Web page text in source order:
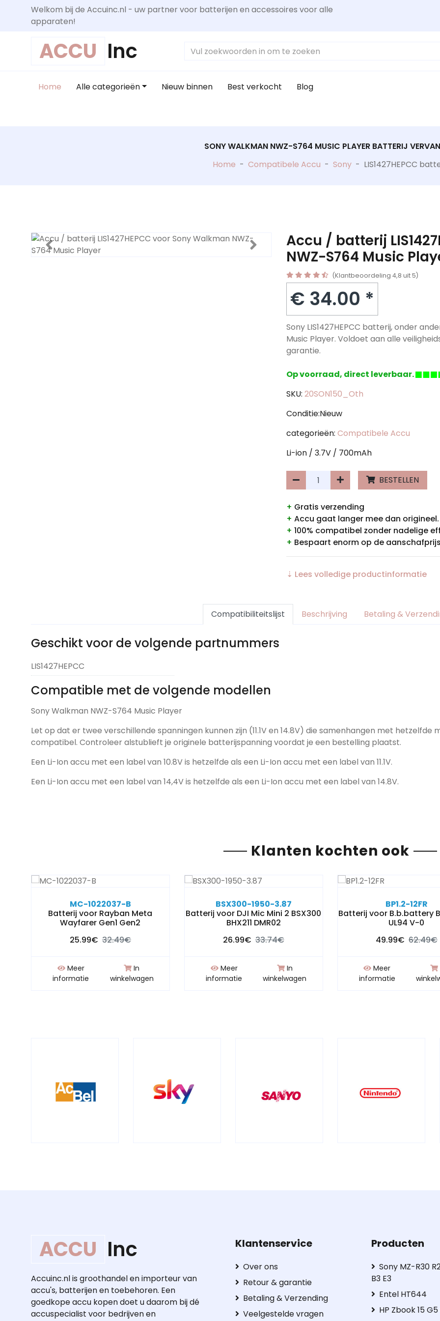
Welkom bij de Accuinc.nl - uw partner voor batterijen en accessoires voor alle
apparaten!
ACCU Inc
Home Alle categorieën Nieuw binnen Best verkocht Blog
SONY WALKMAN NWZ-S764 MUSIC PLAYER BATTERIJ
Home - Compatibele Accu - Sony - LIS1427HEPCC
Accu / batterij
NWZ-S764 Music
(Klantbeoordeling 4,8 uit 5)
€ 34.00 *
Sony LIS1427HEPCC batterij, onder
Music Player. Voldoet aan alle
garantie.
Op voorraad, direct leverbaar.
SKU: 20SON150_Oth
Conditie:Nieuw
categorieën: Compatibele Accu
Li-ion / 3.7V / 700mAh
BESTELLEN
+ Gratis verzending
+ Accu gaat langer mee dan origineel.
+ 100% compatibel zonder nadelige
+ Bespaart enorm op de
⇣ Lees volledige productinformatie
Compatibiliteitslijst Beschrijving Betaling &
Geschikt voor de volgende partnummers
LIS1427HEPCC
Compatible met de volgende modellen
Sony Walkman NWZ-S764 Music Player
Let op dat er twee verschillende spanningen kunnen zijn (11.1V en 14.8V) die samenhangen met
compatibel. Controleer alstublieft je originele batterijspanning voordat je een bestelling plaatst.
Een Li-Ion accu met een label van 10.8V is hetzelfde als een Li-Ion accu met een label van 11.1V.
Een Li-Ion accu met een label van 14,4V is hetzelfde als een Li-Ion accu met een label van 14.8V.
Klanten kochten ook
MC-1022037-B
Batterij voor Rayban Meta
Wayfarer Gen1 Gen2
25.99€ 32.49€
Meer
informatie
In
winkelwagen
BSX300-1950-3.87
Batterij voor DJI Mic Mini 2 BSX300
BHX211 DMR02
26.99€ 33.74€
Meer
informatie
In
winkelwagen
BP1.2-12FR
Batterij voor B.b.battery
UL94 V-0
49.99€ 62.49€
Meer
informatie
ACCU Inc
Accuinc.nl is groothandel en importeur van
accu's, batterijen en toebehoren. Een
goedkope accu kopen doet u daarom bij dé
accuspecialist voor bedrijven en
Klantenservice
Over ons
Retour & garantie
Betaling & Verzending
Veelgestelde vragen
Producten
Sony MZ-R30
B3 E3
Entel HT644
HP Zbook 15